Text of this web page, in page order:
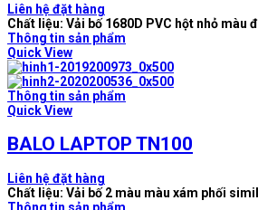
Liên hệ đặt hàng
Chất liệu: Vải bố 1680D PVC hột nhỏ màu
Thông tin sản phẩm
Quick View
Thông tin sản phẩm
Quick View
BALO LAPTOP TN100
Liên hệ đặt hàng
Chất liệu: Vải bố 2 màu màu xám phối
Thông tin sản phẩm